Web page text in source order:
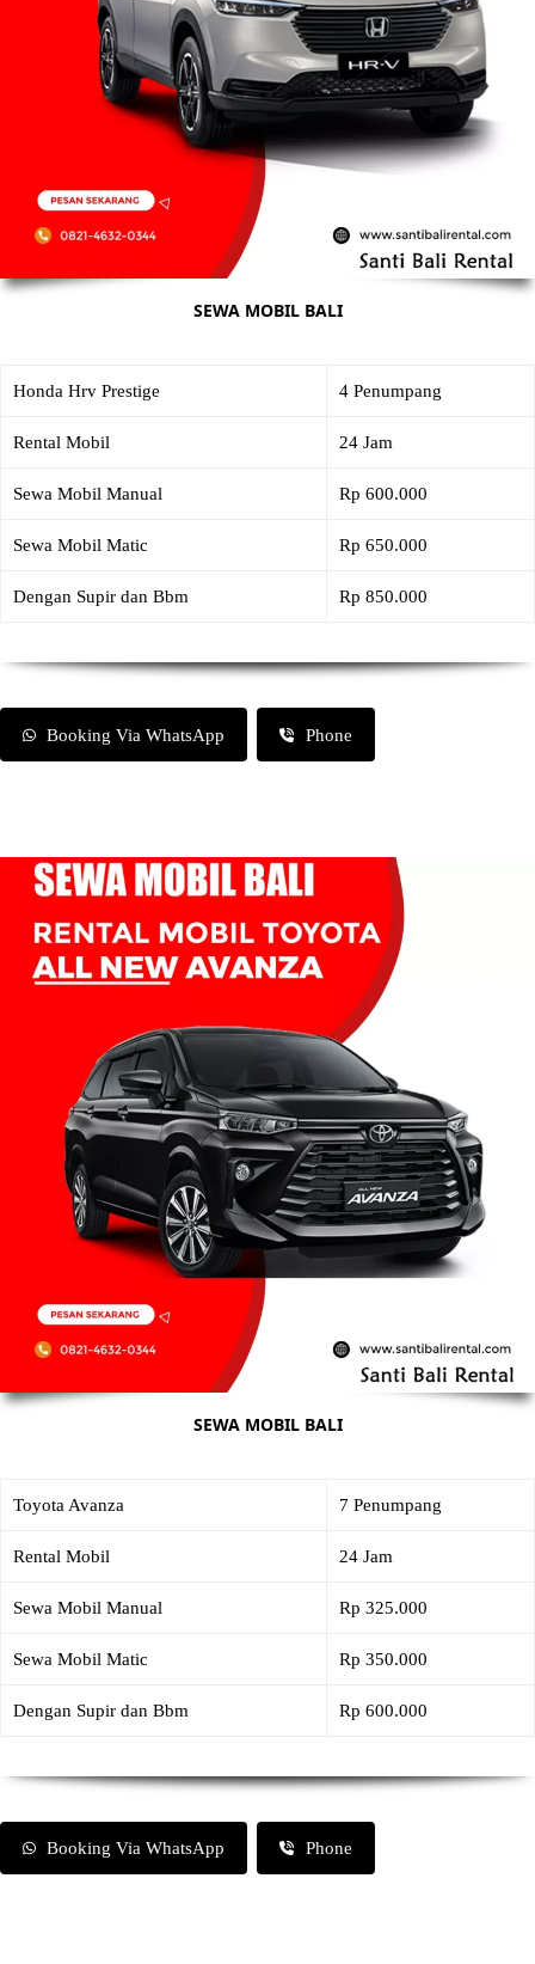
SEWA MOBIL BALI
Honda Hrv Prestige 4 Penumpang
Rental Mobil 24 Jam
Sewa Mobil Manual Rp 600.000
Sewa Mobil Matic Rp 650.000
Dengan Supir dan Bbm Rp 850.000
Booking Via WhatsApp Phone
SEWA MOBIL BALI
Toyota Avanza 7 Penumpang
Rental Mobil 24 Jam
Sewa Mobil Manual Rp 325.000
Sewa Mobil Matic Rp 350.000
Dengan Supir dan Bbm Rp 600.000
Booking Via WhatsApp Phone